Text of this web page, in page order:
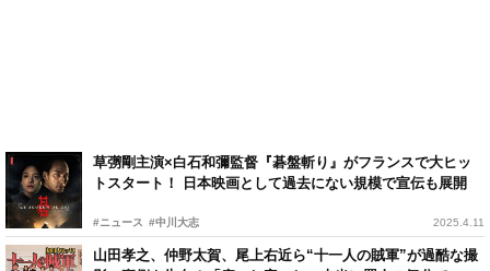
草彅剛主演×白石和彌監督『碁盤斬り』がフランスで大ヒッ
トスタート！ 日本映画として過去にない規模で宣伝も展開
#ニュース #中川大志 2025.4.11
山田孝之、仲野太賀、尾上右近ら“十一人の賊軍”が過酷な撮